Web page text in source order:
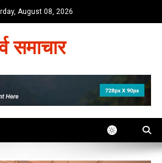
August 08, 2026
समाचार